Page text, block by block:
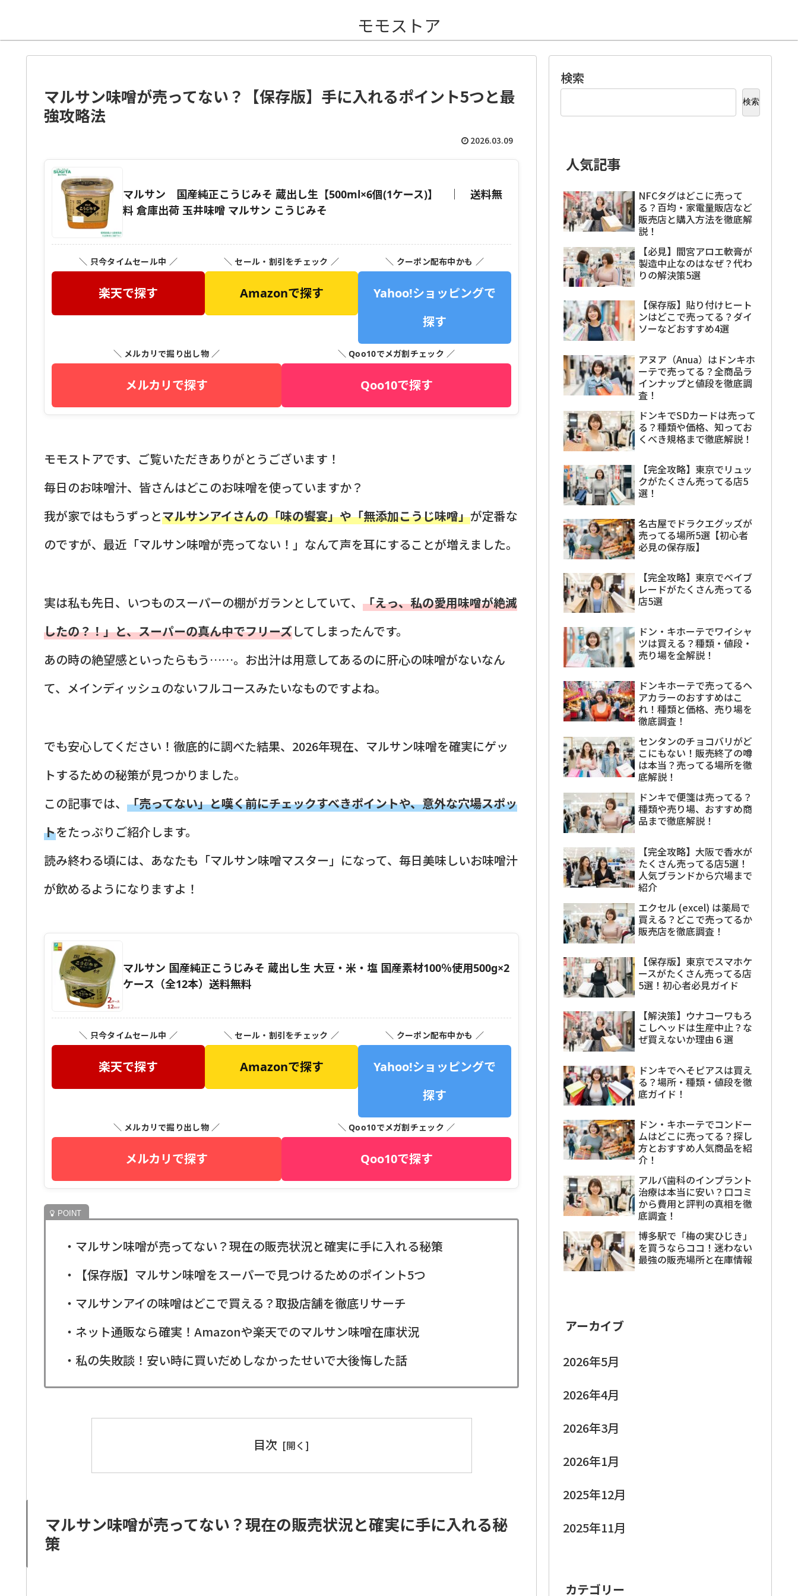
モモストア
マルサン味噌が売ってない？【保存版】手に入れるポイント5つと最
強攻略法
2026.03.09
マルサン 国産純正こうじみそ 蔵出し生【500ml×6個(1ケース)】 ｜ 送料無
料 倉庫出荷 玉井味噌 マルサン こうじみそ
＼ 只今タイムセール中 ／
楽天で探す
＼ セール・割引をチェック ／
Amazonで探す
＼ クーポン配布中かも ／
Yahoo!ショッピングで
探す
＼ メルカリで掘り出し物 ／
メルカリで探す
＼ Qoo10でメガ割チェック ／
Qoo10で探す
モモストアです、ご覧いただきありがとうございます！
毎日のお味噌汁、皆さんはどこのお味噌を使っていますか？
我が家ではもうずっとマルサンアイさんの「味の饗宴」や「無添加こうじ味噌」が定番な
のですが、最近「マルサン味噌が売ってない！」なんて声を耳にすることが増えました。
実は私も先日、いつものスーパーの棚がガランとしていて、 「えっ、私の愛用味噌が絶滅
したの？！」と、スーパーの真ん中でフリーズしてしまったんです。
あの時の絶望感といったらもう……。お出汁は用意してあるのに肝心の味噌がないなん
て、メインディッシュのないフルコースみたいなものですよね。
でも安心してください！徹底的に調べた結果、2026年現在、マルサン味噌を確実にゲッ
トするための秘策が見つかりました。
この記事では、 「売ってない」と嘆く前にチェックすべきポイントや、意外な穴場スポッ
トをたっぷりご紹介します。
読み終わる頃には、あなたも「マルサン味噌マスター」になって、毎日美味しいお味噌汁
が飲めるようになりますよ！
マルサン 国産純正こうじみそ 蔵出し生 大豆・米・塩 国産素材100％使用500g×2
ケース（全12本）送料無料
＼ 只今タイムセール中 ／
楽天で探す
＼ セール・割引をチェック ／
Amazonで探す
＼ クーポン配布中かも ／
Yahoo!ショッピングで
探す
＼ メルカリで掘り出し物 ／
メルカリで探す
＼ Qoo10でメガ割チェック ／
Qoo10で探す
・マルサン味噌が売ってない？現在の販売状況と確実に手に入れる秘策
・【保存版】マルサン味噌をスーパーで見つけるためのポイント5つ
・マルサンアイの味噌はどこで買える？取扱店舗を徹底リサーチ
・ネット通販なら確実！Amazonや楽天でのマルサン味噌在庫状況
・私の失敗談！安い時に買いだめしなかったせいで大後悔した話
目次
マルサン味噌が売ってない？現在の販売状況と確実に手に入れる秘
策
検索
検索
人気記事
NFCタグはどこに売って
る？百均・家電量販店など
販売店と購入方法を徹底解
説！
【必見】間宮アロエ軟膏が
製造中止なのはなぜ？代わ
りの解決策5選
【保存版】貼り付けヒート
ンはどこで売ってる？ダイ
ソーなどおすすめ4選
アヌア（Anua）はドンキホ
ーテで売ってる？全商品ラ
インナップと値段を徹底調
査！
ドンキでSDカードは売って
る？種類や価格、知ってお
くべき規格まで徹底解説！
【完全攻略】東京でリュッ
クがたくさん売ってる店5
選！
名古屋でドラクエグッズが
売ってる場所5選【初心者
必見の保存版】
【完全攻略】東京でベイブ
レードがたくさん売ってる
店5選
ドン・キホーテでワイシャ
ツは買える？種類・値段・
売り場を全解説！
ドンキホーテで売ってるヘ
アカラーのおすすめはこ
れ！種類と価格、売り場を
徹底調査！
センタンのチョコバリがど
こにもない！販売終了の噂
は本当？売ってる場所を徹
底解説！
ドンキで便箋は売ってる？
種類や売り場、おすすめ商
品まで徹底解説！
【完全攻略】大阪で香水が
たくさん売ってる店5選！
人気ブランドから穴場まで
紹介
エクセル (excel) は薬局で
買える？どこで売ってるか
販売店を徹底調査！
【保存版】東京でスマホケ
ースがたくさん売ってる店
5選！初心者必見ガイド
【解決策】ウナコーワもろ
こしヘッドは生産中止？な
ぜ買えないか理由６選
ドンキでへそピアスは買え
る？場所・種類・値段を徹
底ガイド！
ドン・キホーテでコンドー
ムはどこに売ってる？探し
方とおすすめ人気商品を紹
介！
アルバ歯科のインプラント
治療は本当に安い？口コミ
から費用と評判の真相を徹
底調査！
博多駅で「梅の実ひじき」
を買うならココ！迷わない
最強の販売場所と在庫情報
アーカイブ
2026年5月
2026年4月
2026年3月
2026年1月
2025年12月
2025年11月
カテゴリー